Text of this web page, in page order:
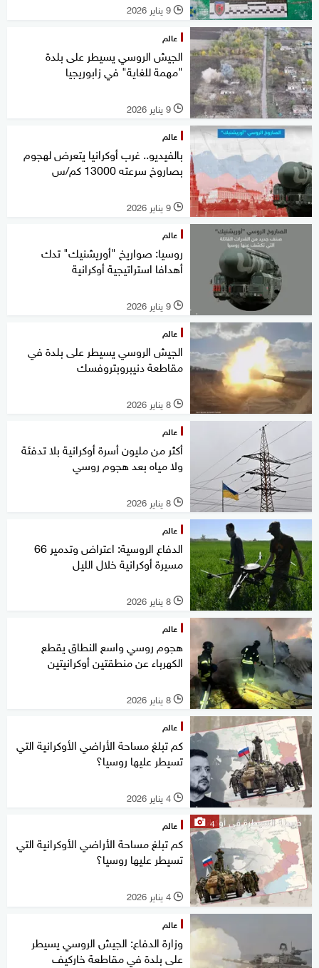
l 9 يناير 2026
عالم
الجيش الروسي يسيطر على بلدة
"مهمة للغاية" في زابوريجيا
l 9 يناير 2026
عالم
بالفيديو.. غرب أوكرانيا يتعرض لهجوم
بصاروخ سرعته 13000 كم/س
l 9 يناير 2026
عالم
روسيا: صواريخ "أوريشنيك" تدك
أهدافا استراتيجية أوكرانية
l 9 يناير 2026
عالم
الجيش الروسي يسيطر على بلدة في
مقاطعة دنيبروبتروفسك
l 8 يناير 2026
عالم
أكثر من مليون أسرة أوكرانية بلا تدفئة
ولا مياه بعد هجوم روسي
l 8 يناير 2026
عالم
الدفاع الروسية: اعتراض وتدمير 66
مسيرة أوكرانية خلال الليل
l 8 يناير 2026
عالم
هجوم روسي واسع النطاق يقطع
الكهرباء عن منطقتين أوكرانيتين
l 8 يناير 2026
عالم
كم تبلغ مساحة الأراضي الأوكرانية التي
تسيطر عليها روسيا؟
l 4 يناير 2026
4 عالم
كم تبلغ مساحة الأراضي الأوكرانية التي
تسيطر عليها روسيا؟
l 4 يناير 2026
عالم
وزارة الدفاع: الجيش الروسي يسيطر
على بلدة في مقاطعة خاركيف